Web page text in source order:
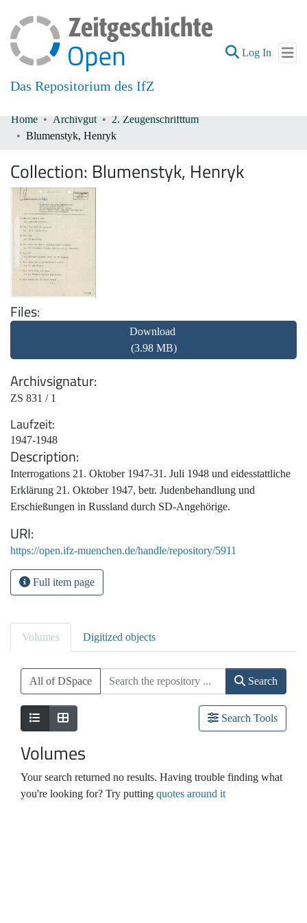
Das Repositorium des IfZ
Log In (current)
Communities & Collections
Home Archivgut
2. Zeugenschrifttum
Blumenstyk, Henryk
Collection: Blumenstyk, Henryk
Files
Download
(3.98 MB)
Archivsignatur
ZS 831 / 1
Laufzeit
1947-1948
Description
Interrogations 21. Oktober 1947-31. Juli 1948 und eidesstattliche
Erklärung 21. Oktober 1947, betr. Judenbehandlung und
Erschießungen in Russland durch SD-Angehörige.
URI
https://open.ifz-muenchen.de/handle/repository/5911
Full item page
Volumes Digitized objects
All of DSpace Search
Search Tools
Volumes
Your search returned no results. Having trouble finding what
you're looking for? Try putting quotes around it